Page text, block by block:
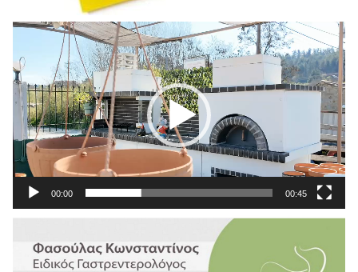
Πρόγραμμα
Αναπαραγωγής
Βίντεο
00:00 00:45